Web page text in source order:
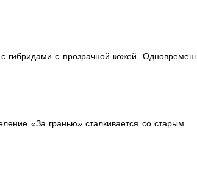
с прозрачной кожей.
«За гранью» сталкивается со старым